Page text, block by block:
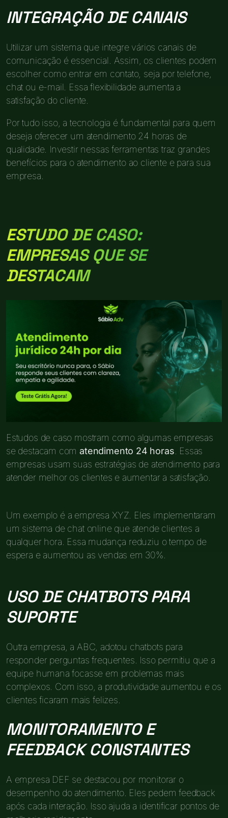
INTEGRAÇÃO DE CANAIS
Utilizar um sistema que integre vários canais de
comunicação é essencial. Assim, os clientes podem
escolher como entrar em contato, seja por telefone,
chat ou e-mail. Essa flexibilidade aumenta a
satisfação do cliente.
Por tudo isso, a tecnologia é fundamental para quem
deseja oferecer um atendimento 24 horas de
qualidade. Investir nessas ferramentas traz grandes
benefícios para o atendimento ao cliente e para sua
empresa.
ESTUDO DE CASO:
EMPRESAS QUE SE
DESTACAM
Estudos de caso mostram como algumas empresas
se destacam comatendimento 24 horas . Essas
empresas usam suas estratégias de atendimento para
atender melhor os clientes e aumentar a satisfação.
Um exemplo é a empresa XYZ. Eles implementaram
um sistema de chat online que atende clientes a
qualquer hora. Essa mudança reduziu o tempo de
espera e aumentou as vendas em 30%.
USO DE CHATBOTS PARA
SUPORTE
Outra empresa, a ABC, adotou chatbots para
responder perguntas frequentes. Isso permitiu que a
equipe humana focasse em problemas mais
complexos. Com isso, a produtividade aumentou e os
clientes ficaram mais felizes.
MONITORAMENTO E
FEEDBACK CONSTANTES
A empresa DEF se destacou por monitorar o
desempenho do atendimento. Eles pedem feedback
após cada interação. Isso ajuda a identificar pontos de